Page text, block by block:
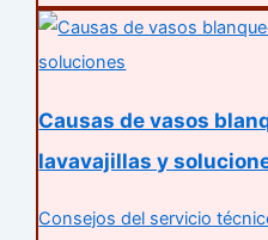
Causas de vasos
lavavajillas y
Consejos del servicio